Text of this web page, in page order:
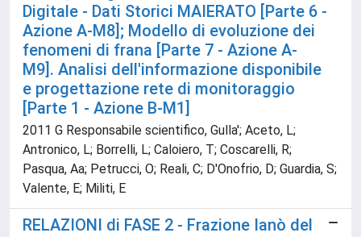
Digitale - Dati Storici MAIERATO [Parte 6 -
Azione A-M8]; Modello di evoluzione dei
fenomeni di frana [Parte 7 - Azione A-
M9]. Analisi dell'informazione disponibile
e progettazione rete di monitoraggio
[Parte 1 - Azione B-M1]
2011 G Responsabile scientifico, Gulla'; Aceto, L;
Antronico, L; Borrelli, L; Caloiero, T; Coscarelli, R;
Pasqua, Aa; Petrucci, O; Reali, C; D'Onofrio, D; Guardia, S;
Valente, E; Militi, E
RELAZIONI di FASE 2 - Frazione Ianò del